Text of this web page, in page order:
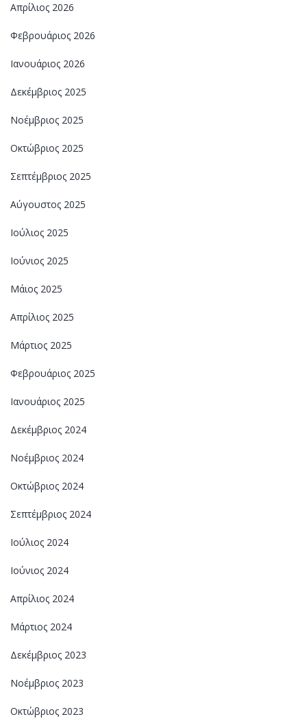
Απρίλιος 2026
Φεβρουάριος 2026
Ιανουάριος 2026
Δεκέμβριος 2025
Νοέμβριος 2025
Οκτώβριος 2025
Σεπτέμβριος 2025
Αύγουστος 2025
Ιούλιος 2025
Ιούνιος 2025
Μάιος 2025
Απρίλιος 2025
Μάρτιος 2025
Φεβρουάριος 2025
Ιανουάριος 2025
Δεκέμβριος 2024
Νοέμβριος 2024
Οκτώβριος 2024
Σεπτέμβριος 2024
Ιούλιος 2024
Ιούνιος 2024
Απρίλιος 2024
Μάρτιος 2024
Δεκέμβριος 2023
Νοέμβριος 2023
Οκτώβριος 2023